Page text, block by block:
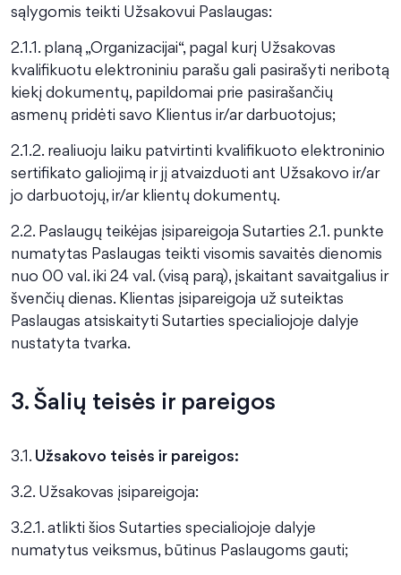
sąlygomis teikti Užsakovui Paslaugas:
2.1.1. planą „Organizacijai“, pagal kurį Užsakovas
kvalifikuotu elektroniniu parašu gali pasirašyti neribotą
kiekį dokumentų, papildomai prie pasirašančių
asmenų pridėti savo Klientus ir/ar darbuotojus;
2.1.2. realiuoju laiku patvirtinti kvalifikuoto elektroninio
sertifikato galiojimą ir jį atvaizduoti ant Užsakovo ir/ar
jo darbuotojų, ir/ar klientų dokumentų.
2.2. Paslaugų teikėjas įsipareigoja Sutarties 2.1. punkte
numatytas Paslaugas teikti visomis savaitės dienomis
nuo 00 val. iki 24 val. (visą parą), įskaitant savaitgalius ir
švenčių dienas. Klientas įsipareigoja už suteiktas
Paslaugas atsiskaityti Sutarties specialiojoje dalyje
nustatyta tvarka.
3. Šalių teisės ir pareigos
3.1. Užsakovo teisės ir pareigos:
3.2. Užsakovas įsipareigoja:
3.2.1. atlikti šios Sutarties specialiojoje dalyje
numatytus veiksmus, būtinus Paslaugoms gauti;